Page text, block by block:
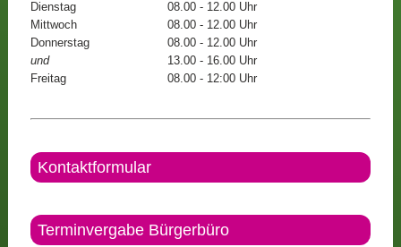
Dienstag
08.00 - 12.00 Uhr
Mittwoch
08.00 - 12.00 Uhr
Donnerstag
08.00 - 12.00 Uhr
und
13.00 - 16.00 Uhr
Freitag
08.00 - 12:00 Uhr
Kontaktformular
Terminvergabe Bürgerbüro